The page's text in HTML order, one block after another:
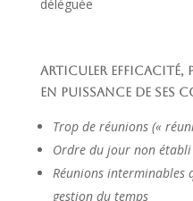
déléguée
Articuler efficacité,
en puissance de ses
Trop de réunions («
Ordre du jour non établi
Réunions interminables
gestion du temps